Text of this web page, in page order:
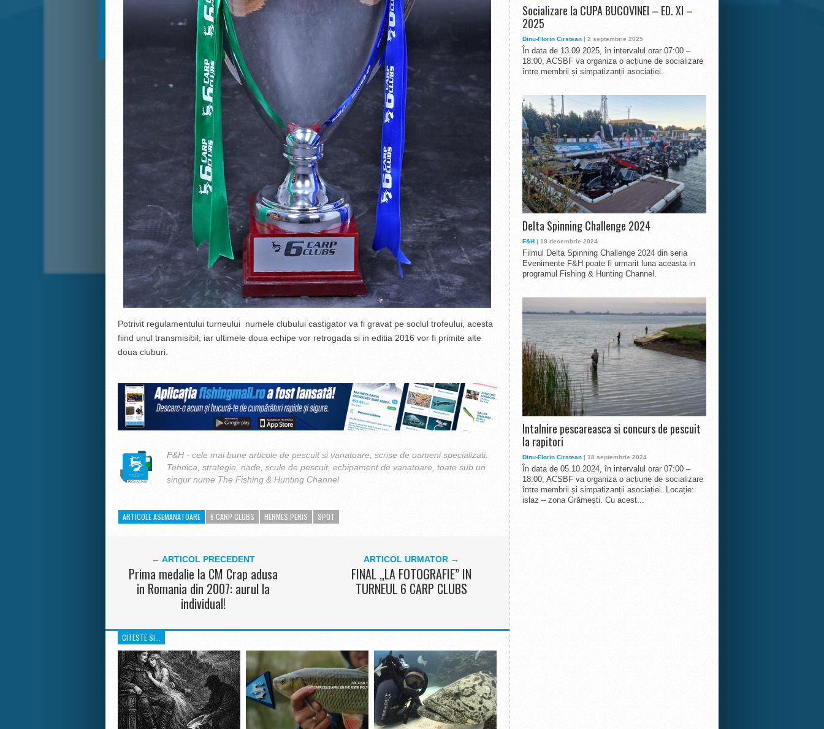
Potrivit regulamentului turneului numele clubului castigator va fi gravat pe soclul trofeului, acesta
fiind unul transmisibil, iar ultimele doua echipe vor retrogada si in editia 2016 vor fi primite alte
doua cluburi.
F&H - cele mai bune articole de pescuit si vanatoare, scrise de oameni specializati.
Tehnica, strategie, nade, scule de pescuit, echipament de vanatoare, toate sub un
singur nume The Fishing & Hunting Channel
ARTICOLE ASEMANATOARE 6 CARP CLUBS HERMES PERIS SPOT
← ARTICOL PRECEDENT
Prima medalie la CM Crap adusa
in Romania din 2007: aurul la
individual!
ARTICOL URMATOR →
FINAL „LA FOTOGRAFIE” IN
TURNEUL 6 CARP CLUBS
CITESTE SI...
Socializare la CUPA BUCOVINEI – ED. XI –
2025
Dinu-Florin Cirstean | 2 septembrie 2025
În data de 13.09.2025, în intervalul orar 07:00 –
18:00, ACSBF va organiza o acțiune de socializare
între membrii și simpatizanții asociației.
Delta Spinning Challenge 2024
F&H | 19 decembrie 2024
Filmul Delta Spinning Challenge 2024 din seria
Evenimente F&H poate fi urmarit luna aceasta in
programul Fishing & Hunting Channel.
Intalnire pescareasca si concurs de pescuit
la rapitori
Dinu-Florin Cirstean | 18 septembrie 2024
În data de 05.10.2024, în intervalul orar 07:00 –
18:00, ACSBF va organiza o acțiune de socializare
între membrii și simpatizanții asociației. Locație:
islaz – zona Grămești. Cu acest...